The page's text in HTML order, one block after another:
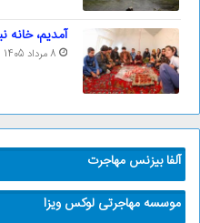
آمدیم، خانه
8 مرداد 1405
آلفا بیزنس مهاجرت
موسسه مهاجرتی لوکس ویزا